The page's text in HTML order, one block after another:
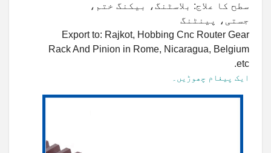
سطح کا علاج: بلاسٹنگ، بیکنگ ختم،
جستی، پینٹنگ
Export to: Rajkot, Hobbing Cnc Router Gear
Rack And Pinion in Rome, Nicaragua, Belgium
etc.
ایک پیغام چھوڑیں۔